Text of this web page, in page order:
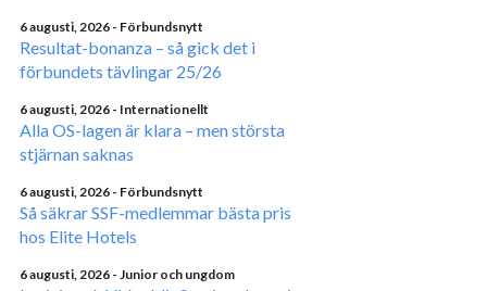
6 augusti, 2026 - Förbundsnytt
Resultat-bonanza – så gick det i
förbundets tävlingar 25/26
6 augusti, 2026 - Internationellt
Alla OS-lagen är klara – men största
stjärnan saknas
6 augusti, 2026 - Förbundsnytt
Så säkrar SSF-medlemmar bästa pris
hos Elite Hotels
6 augusti, 2026 - Junior och ungdom